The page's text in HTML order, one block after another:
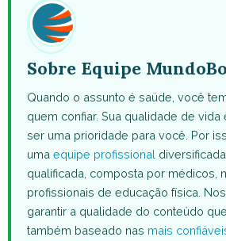
Sobre Equipe
Quando o assunto é saúde, você
quem confiar. Sua qualidade de
ser uma prioridade para você. Por
uma equipe profissional
qualificada, composta por médicos,
profissionais de educação física.
garantir a qualidade do conteúdo
também baseado nas mais